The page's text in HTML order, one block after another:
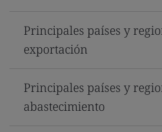
Principales países y
exportación
Principales países y
abastecimiento